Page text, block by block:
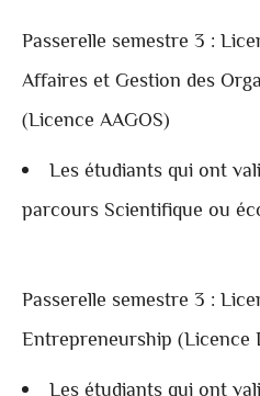
Passerelle semestre 3 :
Affaires et Gestion des
(Licence AAGOS)
Les étudiants qui ont
parcours Scientifique ou
Passerelle semestre 3 :
Entrepreneurship (Licence